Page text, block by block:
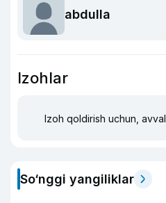
abdulla
Izohlar
Izoh qoldirish uchun, avval
So‘nggi yangiliklar